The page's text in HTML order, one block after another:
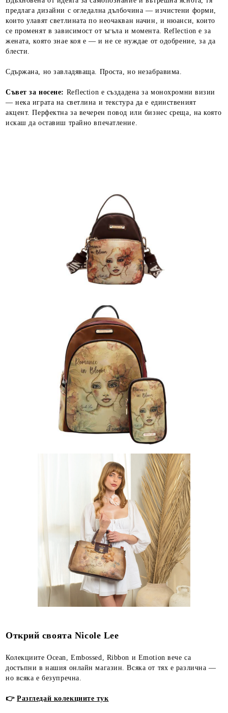
предлага дизайни с огледална дълбочина — изчистени форми,
които улавят светлината по неочакван начин, и нюанси, които
се променят в зависимост от ъгъла и момента. Reflection е за
жената, която знае коя е — и не се нуждае от одобрение, за да
блести.
Сдържана, но завладяваща. Проста, но незабравима.
Съвет за носене: Reflection е създадена за монохромни визии
— нека играта на светлина и текстура да е единственият
акцент. Перфектна за вечерен повод или бизнес среща, на която
искаш да оставиш трайно впечатление.
Открий своята Nicole Lee
Колекциите Ocean, Embossed, Ribbon и Emotion вече са
достъпни в нашия онлайн магазин. Всяка от тях е различна —
но всяка е безупречна.
👉Разгледай колекциите тук